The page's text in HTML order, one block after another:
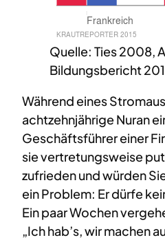
Quelle: Ties 2008,
Bildungsbericht
Während eines
achtzehnjährige Nuran
Geschäftsführer einer
sie vertretungsweise
zufrieden und würden
ein Problem: Er dürfe
Ein paar Wochen
„Ich hab’s, wir machen